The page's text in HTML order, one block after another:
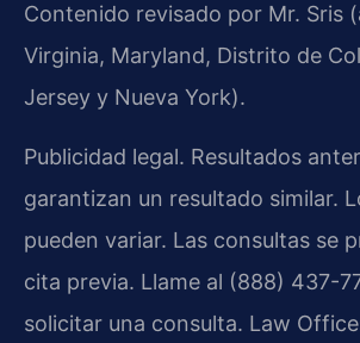
Contenido revisado por Mr. Sris
Virginia, Maryland, Distrito de
Jersey y Nueva York).
Publicidad legal. Resultados
garantizan un resultado similar.
pueden variar. Las consultas se
cita previa. Llame al (888) 437-
solicitar una consulta. Law